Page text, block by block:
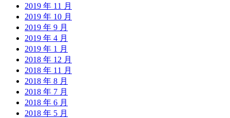
2019 年 11 月
2019 年 10 月
2019 年 9 月
2019 年 4 月
2019 年 1 月
2018 年 12 月
2018 年 11 月
2018 年 8 月
2018 年 7 月
2018 年 6 月
2018 年 5 月